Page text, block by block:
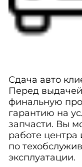
Сдача авто
Перед
финальную
гарантию на
запчасти. Вы
работе центра
по
эксплуатации.